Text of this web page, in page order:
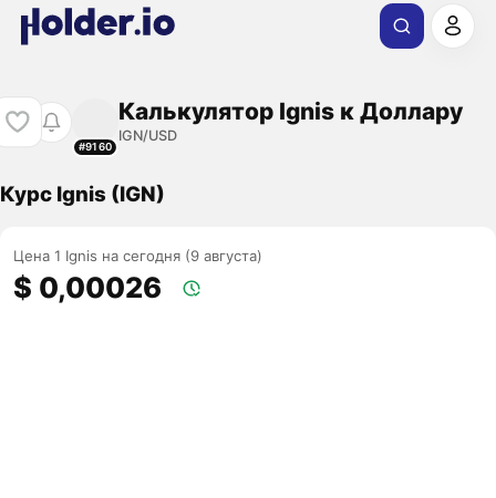
#9160
Калькулятор Ignis к Доллару
IGN/USD
Курс Ignis (IGN)
Цена 1 Ignis на сегодня (9 августа)
$ 0,00026